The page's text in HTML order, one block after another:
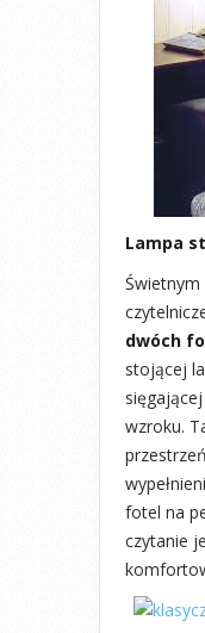
Lampa
dwóch
stojącej
wzroku.
fotel na
czytanie